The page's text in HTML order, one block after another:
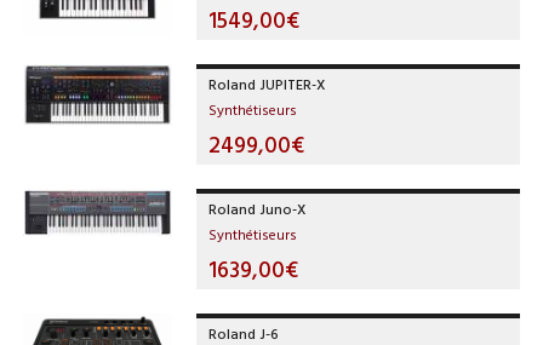
1549,00€
Roland JUPITER-X
Synthétiseurs
2499,00€
Roland Juno-X
Synthétiseurs
1639,00€
Roland J-6